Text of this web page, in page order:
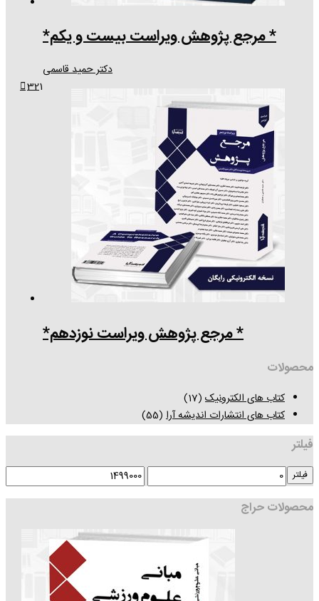
* مرجع پژوهش ویراست بیست و یکم*
دکتر حمید قاسمی
* مرجع پژوهش ویراست نوزدهم*
1
2
3
محصولات
کتاب های الکترونیک (17)
کتاب های انتشارات اندیشه آرا (55)
فیلتر
فیلتر
محصولات حراج